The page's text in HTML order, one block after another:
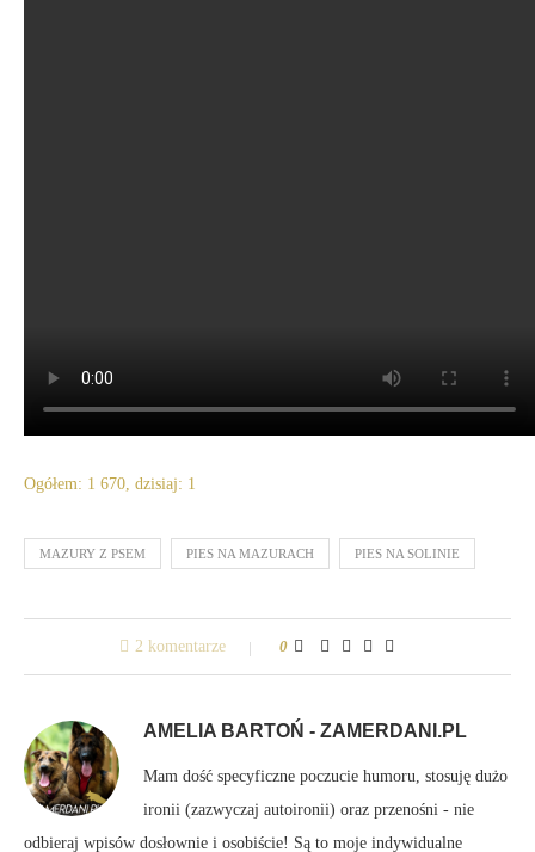
Ogółem: 1 670, dzisiaj: 1
MAZURY Z PSEM PIES NA MAZURACH PIES NA SOLINIE
2 komentarze 0
AMELIA BARTOŃ - ZAMERDANI.PL
Mam dość specyficzne poczucie humoru, stosuję dużo
ironii (zazwyczaj autoironii) oraz przenośni - nie
odbieraj wpisów dosłownie i osobiście! Są to moje indywidualne